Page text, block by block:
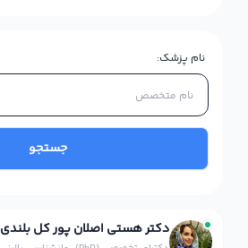
نام پزشک:
جستجو
دکتر هستی اصلان پور کل بلندی